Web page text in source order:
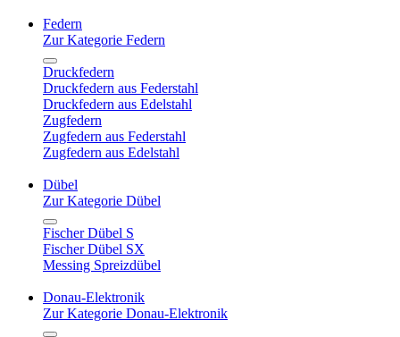
Federn
Zur Kategorie Federn
Druckfedern
Druckfedern aus Federstahl
Druckfedern aus Edelstahl
Zugfedern
Zugfedern aus Federstahl
Zugfedern aus Edelstahl
Dübel
Zur Kategorie Dübel
Fischer Dübel S
Fischer Dübel SX
Messing Spreizdübel
Donau-Elektronik
Zur Kategorie Donau-Elektronik